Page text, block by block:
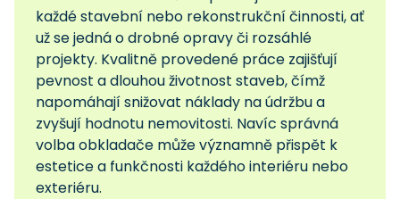
každé stavební nebo rekonstrukční činnosti, ať
už se jedná o drobné opravy či rozsáhlé
projekty. Kvalitně provedené práce zajišťují
pevnost a dlouhou životnost staveb, čímž
napomáhají snižovat náklady na údržbu a
zvyšují hodnotu nemovitosti. Navíc správná
volba obkladače může významně přispět k
estetice a funkčnosti každého interiéru nebo
exteriéru.